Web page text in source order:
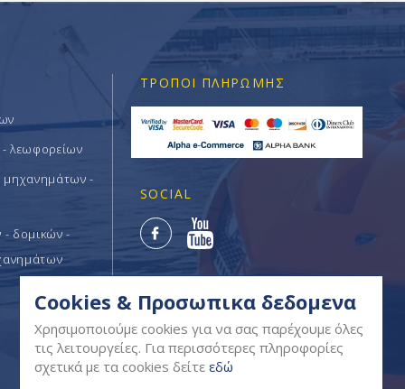
λεωφορείων
μηχανημάτων -
δομικών -
ΤΡΌΠΟΙ ΠΛΗΡΩΜΉΣ
SOCIAL
Cookies & Προσωπικα δεδομενα
Χρησιμοποιούμε cookies για να σας παρέχουμε όλες
τις λειτουργείες. Για περισσότερες πληροφορίες
σχετικά με τα cookies δείτε εδώ